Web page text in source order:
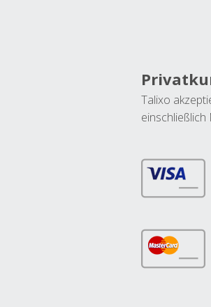
Talixo
einschließlich